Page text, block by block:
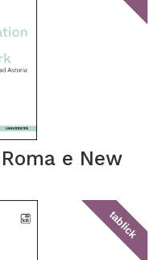
e New
tablick